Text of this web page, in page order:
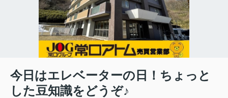
今日はエレベーターの日！ちょっと
した豆知識をどうぞ♪